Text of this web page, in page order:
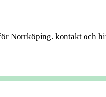
Norrköping. kontakt och